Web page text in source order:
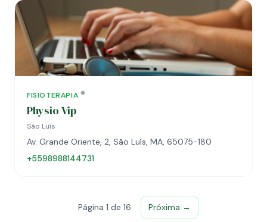
FISIOTERAPIA
Physio Vip
São Luís
Av. Grande Oriente, 2, São Luís, MA, 65075-180
+5598988144731
Página 1 de 16 Próxima →